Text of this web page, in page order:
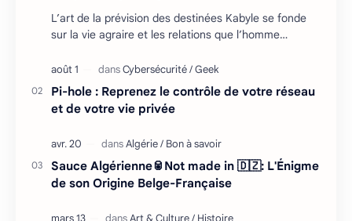
L’art de la prévision des destinées Kabyle se fonde
sur la vie agraire et les relations que l’homme
Pi-hole : Reprenez le contrôle de votre réseau
et de votre vie privée
Sauce Algérienne🥫Not made in 🇩🇿: L'Énigme
de son Origine Belge-Française